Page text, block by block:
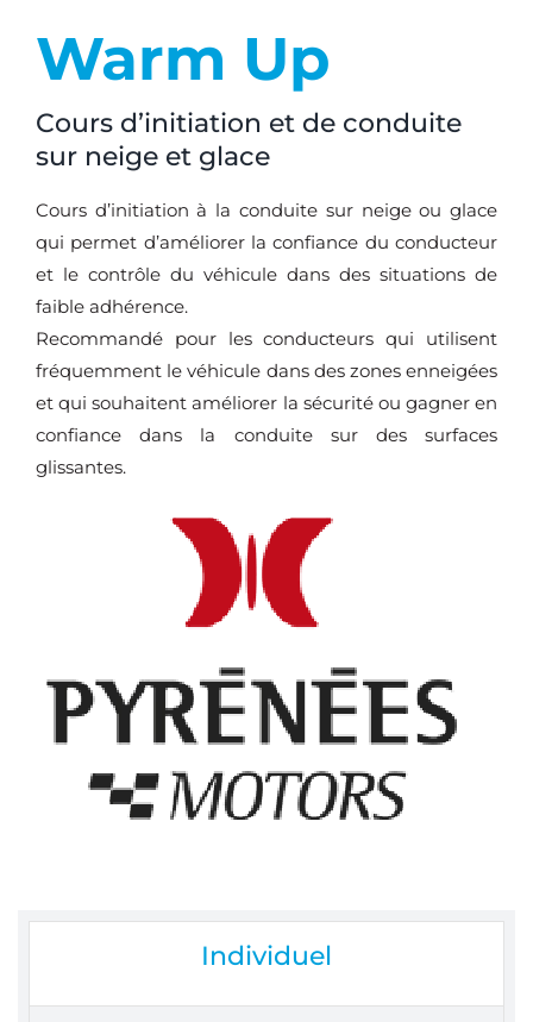
Warm Up
Cours d’initiation et de conduite
sur neige et glace
Cours d’initiation à la conduite sur neige ou glace
qui permet d’améliorer la confiance du conducteur
et le contrôle du véhicule dans des situations de
faible adhérence.
Recommandé pour les conducteurs qui utilisent
fréquemment le véhicule dans des zones enneigées
et qui souhaitent améliorer la sécurité ou gagner en
confiance dans la conduite sur des surfaces
glissantes.
Individuel